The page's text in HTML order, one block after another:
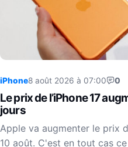
iPhone8 août 2026 à 07:00 0
Le prix de l’iPhone 17
jours
Apple va augmenter le prix
10 août. C'est en tout cas